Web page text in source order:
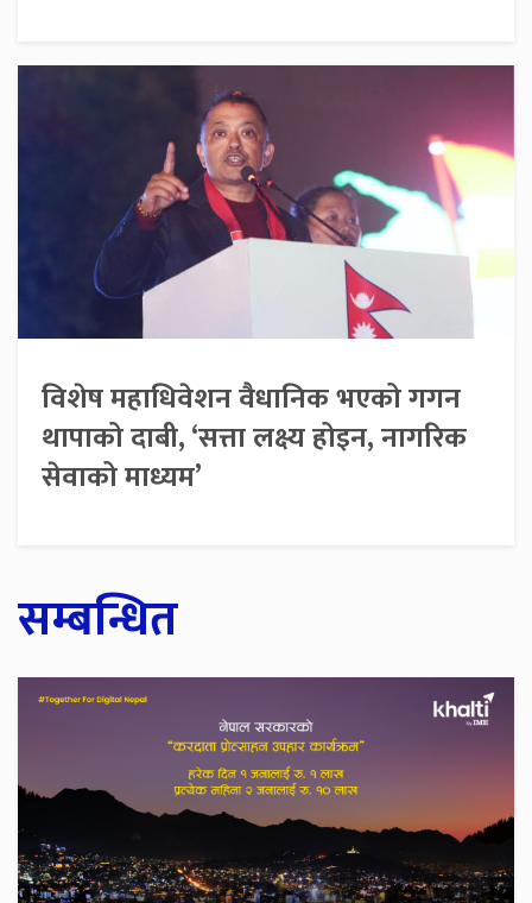
विशेष महाधिवेशन वैधानिक भएको गगन
थापाको दाबी, ‘सत्ता लक्ष्य होइन, नागरिक
सेवाको माध्यम’
सम्बन्धित